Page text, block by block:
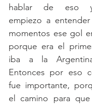
hablar de eso
empiezo a
momentos ese gol
porque era el
iba a la
Entonces por eso
fue importante,
el camino para